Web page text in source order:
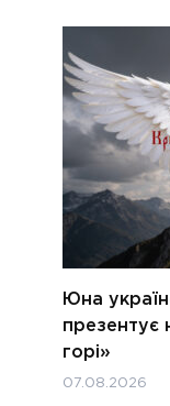
Юна
презентує
горі»
07.08.2026